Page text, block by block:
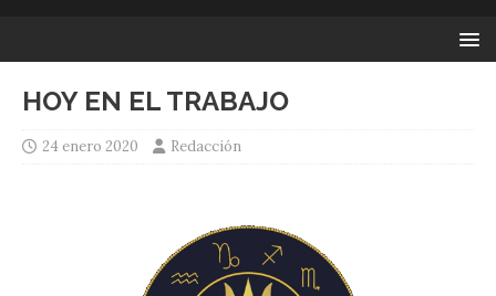
HOY EN EL TRABAJO
24 enero 2020 Redacción